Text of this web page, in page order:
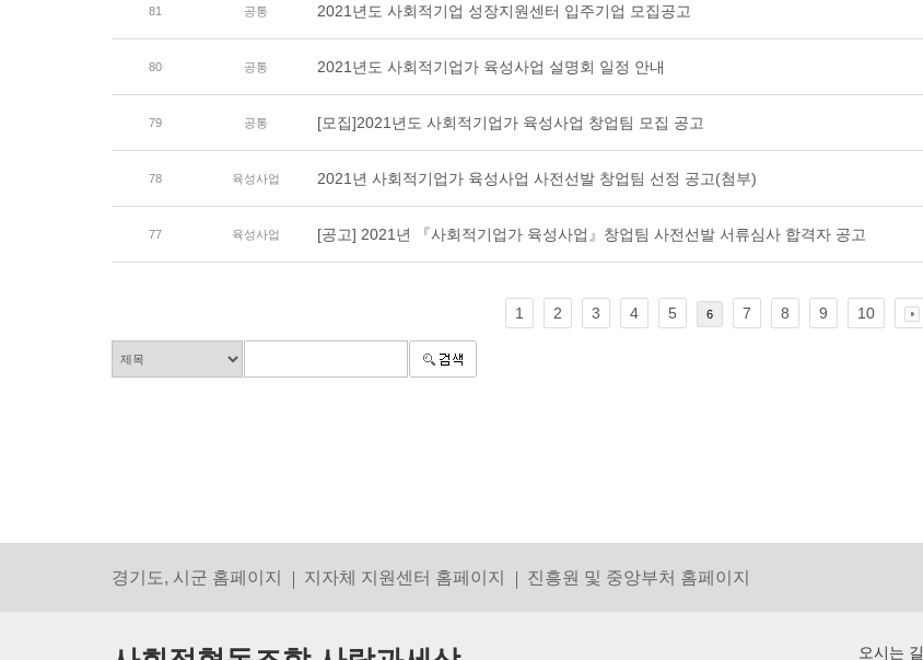
81 공통 2021년도 사회적기업 성장지원센터 입주기업 모집공고
80 공통 2021년도 사회적기업가 육성사업 설명회 일정 안내
79 공통 [모집]2021년도 사회적기업가 육성사업 창업팀 모집 공고
78 육성사업 2021년 사회적기업가 육성사업 사전선발 창업팀 선정 공고(첨부)
77 육성사업 [공고] 2021년 『사회적기업가 육성사업』창업팀 사전선발 서류심사 합격자 공고
1 2 3 4 5 6 7 8 9 10
경기도, 시군 홈페이지 지자체 지원센터 홈페이지 진흥원 및 중앙부처 홈페이지
오시는 길